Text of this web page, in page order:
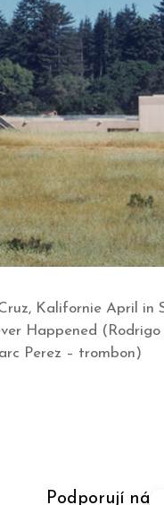
Kalifornie April
Happened
Perez – trombon)
Podporují nás